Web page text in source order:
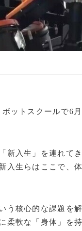
ットスクールで6
新入生」を連れて
入生らはここで、
う核心的な課題を
柔軟な「身体」を